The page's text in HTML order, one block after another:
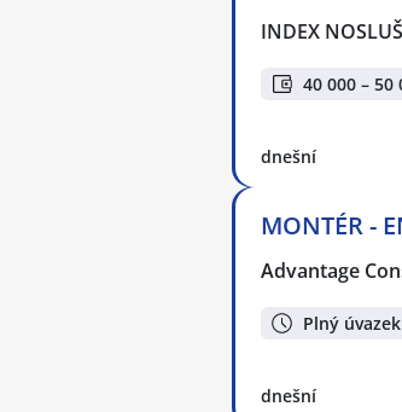
INDEX
40 000 – 50
dnešní
MONTÉR -
Advantage
Plný úvazek
dnešní